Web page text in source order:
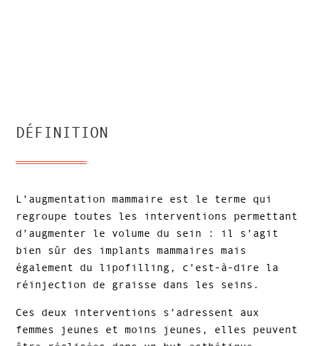
DÉFINITION
L’augmentation mammaire est le terme qui
regroupe toutes les interventions permettant
d’augmenter le volume du sein : il s’agit
bien sûr des implants mammaires mais
également du lipofilling, c’est-à-dire la
réinjection de graisse dans les seins.
Ces deux interventions s’adressent aux
femmes jeunes et moins jeunes, elles peuvent